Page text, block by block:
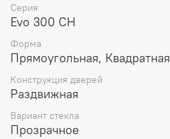
Серия
Evo 300 CH
Форма
Прямоугольная, Квадратная
Конструкция дверей
Раздвижная
Вариант стекла
Прозрачное